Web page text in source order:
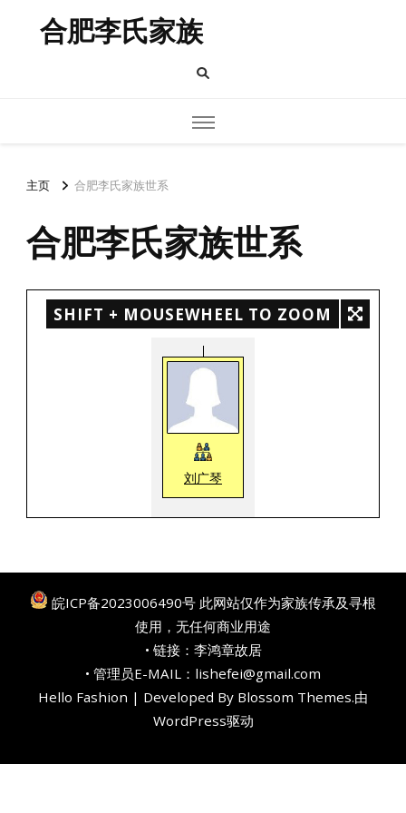
合肥李氏家族
主页 合肥李氏家族世系
合肥李氏家族世系
SHIFT + MOUSEWHEEL TO ZOOM
刘广琴
皖ICP备2023006490号 此网站仅作为家族传承及寻根
使用，无任何商业用途
• 链接： 李鸿章故居
• 管理员E-MAIL：lishefei@gmail.com
Hello Fashion | Developed By Blossom Themes.由
WordPress驱动